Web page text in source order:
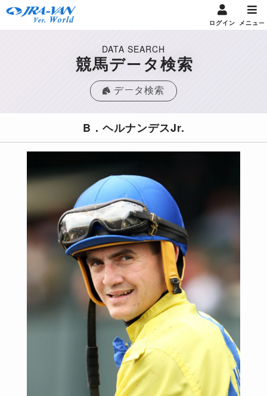
ログイン メニュー
DATA SEARCH
競馬データ検索
データ検索
B．ヘルナンデスJr.